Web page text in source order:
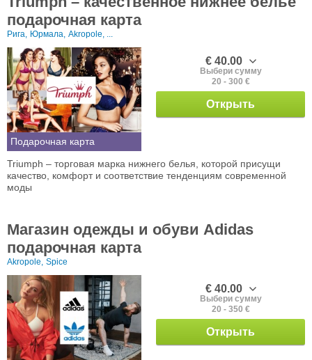
подарочная карта
Рига, Юрмала, Akropole, ...
Подарочная карта
€ 40.00
Выбери сумму
20 - 300 €
Открыть
Triumph – торговая марка нижнего белья, которой присущи
качество, комфорт и соответствие тенденциям современной
моды
Магазин одежды и обуви Adidas
подарочная карта
Akropole, Spice
€ 40.00
Выбери сумму
20 - 350 €
Открыть